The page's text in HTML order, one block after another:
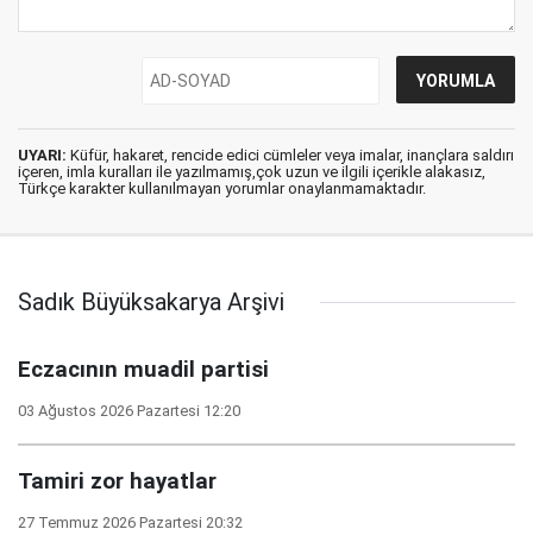
UYARI: Küfür, hakaret, rencide edici cümleler veya imalar, inançlara saldırı
içeren, imla kuralları ile yazılmamış,çok uzun ve ilgili içerikle alakasız,
Türkçe karakter kullanılmayan yorumlar onaylanmamaktadır.
Sadık Büyüksakarya Arşivi
Eczacının muadil partisi
03 Ağustos 2026 Pazartesi 12:20
Tamiri zor hayatlar
27 Temmuz 2026 Pazartesi 20:32